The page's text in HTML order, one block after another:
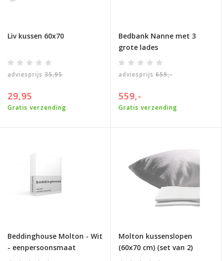
Liv kussen 60x70
adviesprijs 35,95
29,95
Gratis verzending
Bedbank Nanne met 3
grote lades
adviesprijs 659,-
559,-
Gratis verzending
Beddinghouse Molton - Wit
- eenpersoonsmaat
Molton kussenslopen
(60x70 cm) (set van 2)